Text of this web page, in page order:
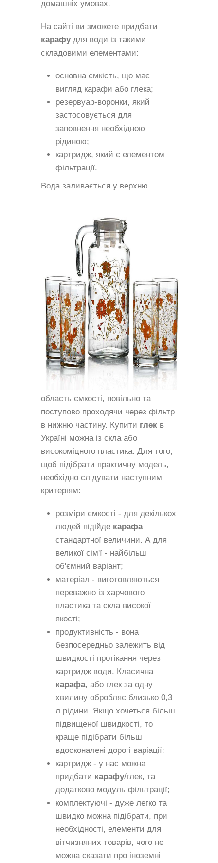
домашніх умовах.
На сайті ви зможете придбати
карафудля води із такими
складовими елементами:
основна ємкість, що має
вигляд карафи або глека;
резервуар-воронки, який
застосовується для
заповнення необхідною
рідиною;
картридж, який є елементом
фільтрації.
Вода заливається у верхню
область ємкості, повільно та
поступово проходячи через фільтр
в нижню частину. Купити глек в
Україні можна із скла або
високоміцного пластика. Для того,
щоб підібрати практичну модель,
необхідно слідувати наступним
критеріям:
розміри ємкості - для декількох
людей підійде карафа
стандартної величини. А для
великої сім'ї - найбільш
об'ємний варіант;
матеріал - виготовляються
переважно із харчового
пластика та скла високої
якості;
продуктивність - вона
безпосередньо залежить від
швидкості протікання через
картридж води. Класична
карафа, або глек за одну
хвилину обробляє близько 0,3
л рідини. Якщо хочеться більш
підвищеної швидкості, то
краще підібрати більш
вдосконалені дорогі варіації;
картридж - у нас можна
придбати карафу/глек, та
додатково модуль фільтрації;
комплектуючі - дуже легко та
швидко можна підібрати, при
необхідності, елементи для
вітчизняних товарів, чого не
можна сказати про іноземні